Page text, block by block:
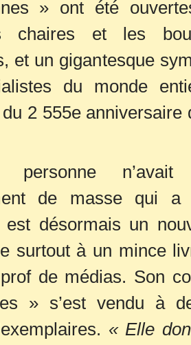
» ont été
chaires et les
et un gigantesque
du monde
du 2 555eanniversaire
n’avait
de masse qui
est désormais un
surtout à un mince
de médias. Son
» s’est vendu à
« Elle